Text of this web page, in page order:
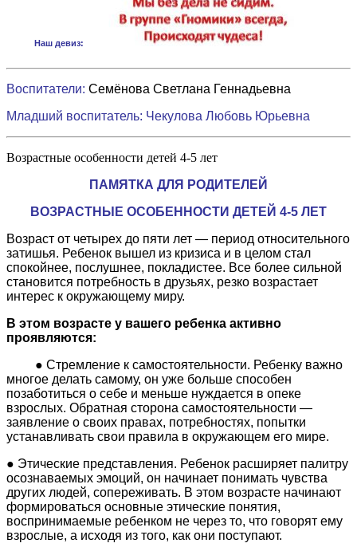
Наш девиз:
Воспитатели: Семёнова Светлана Геннадьевна
Младший воспитатель: Чекулова Любовь Юрьевна
Возрастные особенности детей 4-5 лет
ПАМЯТКА ДЛЯ РОДИТЕЛЕЙ
ВОЗРАСТНЫЕ ОСОБЕННОСТИ ДЕТЕЙ 4-5 ЛЕТ
Возраст от четырех до пяти лет — период относительного
затишья. Ребенок вышел из кризиса и в целом стал
спокойнее, послушнее, покладистее. Все более сильной
становится потребность в друзьях, резко возрастает
интерес к окружающему миру.
В этом возрасте у вашего ребенка активно
проявляются:
● Стремление к самостоятельности. Ребенку важно
многое делать самому, он уже больше способен
позаботиться о себе и меньше нуждается в опеке
взрослых. Обратная сторона самостоятельности —
заявление о своих правах, потребностях, попытки
устанавливать свои правила в окружающем его мире.
● Этические представления. Ребенок расширяет палитру
осознаваемых эмоций, он начинает понимать чувства
других людей, сопереживать. В этом возрасте начинают
формироваться основные этические понятия,
воспринимаемые ребенком не через то, что говорят ему
взрослые, а исходя из того, как они поступают.